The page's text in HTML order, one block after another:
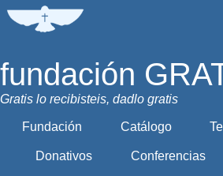
fundación
Gratis lo recibisteis, dadlo gratis
Fundación Catálogo
Donativos Conferencias